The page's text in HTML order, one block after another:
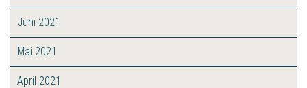
Juni 2021
Mai 2021
April 2021